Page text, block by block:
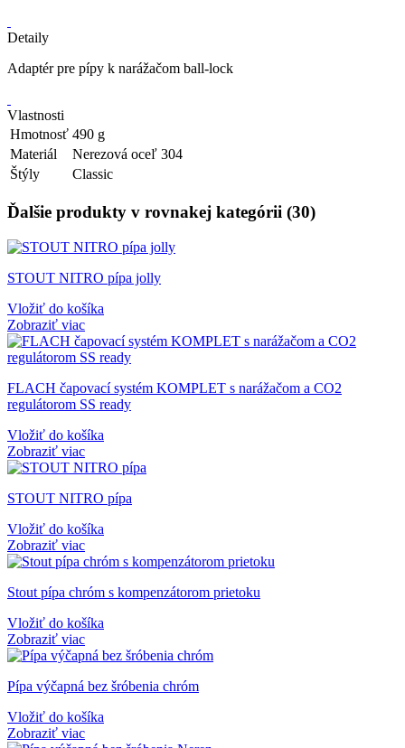
Detaily
Adaptér pre pípy k narážačom ball-lock
Vlastnosti
Hmotnosť 490 g
Materiál
Nerezová oceľ 304
Štýly
Classic
Ďalšie produkty v rovnakej kategórii (30)
STOUT NITRO pípa jolly
Vložiť do košíka
Zobraziť viac
FLACH čapovací systém KOMPLET s narážačom a CO2
regulátorom SS ready
Vložiť do košíka
Zobraziť viac
STOUT NITRO pípa
Vložiť do košíka
Zobraziť viac
Stout pípa chróm s kompenzátorom prietoku
Vložiť do košíka
Zobraziť viac
Pípa výčapná bez šróbenia chróm
Vložiť do košíka
Zobraziť viac